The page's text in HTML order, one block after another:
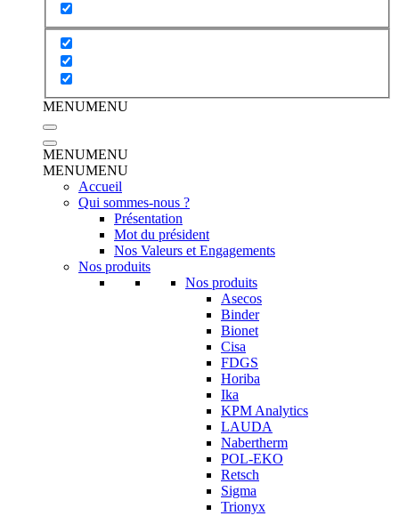
MENUMENU
MENUMENU
MENUMENU
Accueil
Qui sommes-nous ?
Présentation
Mot du président
Nos Valeurs et Engagements
Nos produits
Nos produits
Asecos
Binder
Bionet
Cisa
FDGS
Horiba
Ika
KPM Analytics
LAUDA
Nabertherm
POL-EKO
Retsch
Sigma
Trionyx